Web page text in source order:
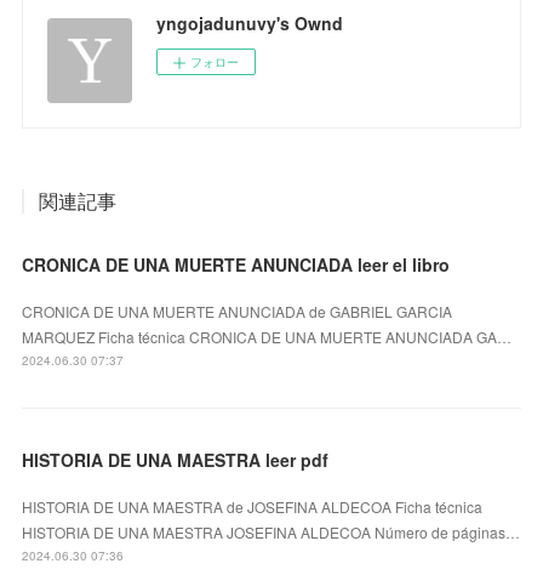
yngojadunuvy's Ownd
フォロー
関連記事
CRONICA DE UNA MUERTE ANUNCIADA leer el libro
CRONICA DE UNA MUERTE ANUNCIADA de GABRIEL GARCIA
MARQUEZ Ficha técnica CRONICA DE UNA MUERTE ANUNCIADA GA…
2024.06.30 07:37
HISTORIA DE UNA MAESTRA leer pdf
HISTORIA DE UNA MAESTRA de JOSEFINA ALDECOA Ficha técnica
HISTORIA DE UNA MAESTRA JOSEFINA ALDECOA Número de páginas…
2024.06.30 07:36